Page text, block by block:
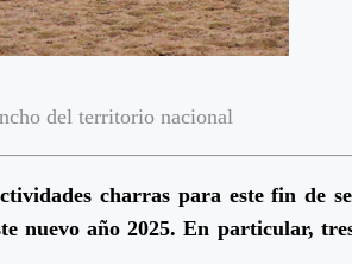
del territorio nacional
charras para este fin de
nuevo año 2025. En particular,